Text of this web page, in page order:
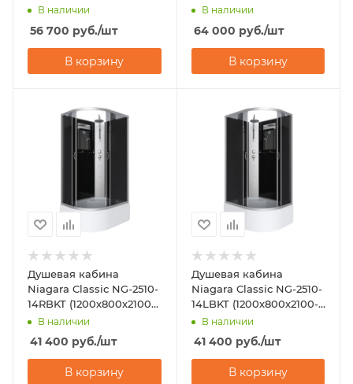
В наличии
56 700 руб./шт
В корзину
В наличии
64 000 руб./шт
В корзину
Душевая кабина
Niagara Classic NG-2510-
14RBKT (1200х800х2100-
2400)
В наличии
41 400 руб./шт
В корзину
Душевая кабина
Niagara Classic NG-2510-
14LBKT (1200х800х2100-
2400)
В наличии
41 400 руб./шт
В корзину